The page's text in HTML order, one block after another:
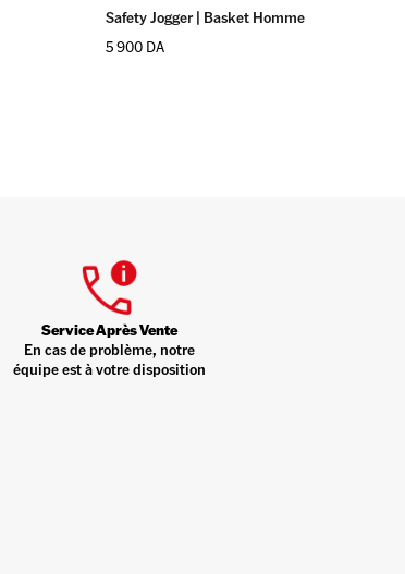
Safety Jogger | Basket Homme
5 900 DA
Service Après Vente
En cas de problème, notre
équipe est à votre disposition